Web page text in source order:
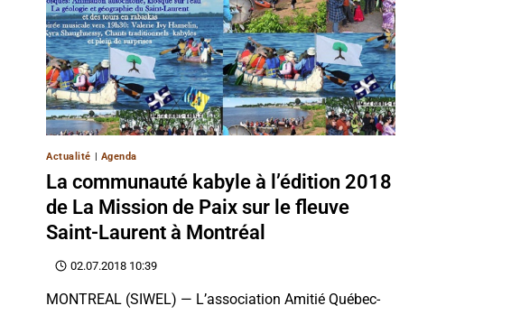
Actualité Agenda
La communauté kabyle à l’édition 2018
de La Mission de Paix sur le fleuve
Saint-Laurent à Montréal
02.07.2018 10:39
MONTREAL (SIWEL) — L’association Amitié Québec-